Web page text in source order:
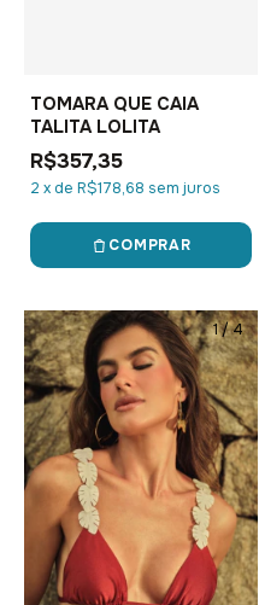
TOMARA QUE CAIA
TALITA LOLITA
R$357,35
2 xde R$178,68 sem juros
COMPRAR
1/4